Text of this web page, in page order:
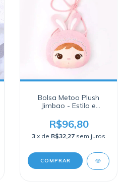
Bolsa Metoo Plush
Jimbao - Estilo e
Pequenas
R$96,80
3 x de R$32,27 sem juros
COMPRAR